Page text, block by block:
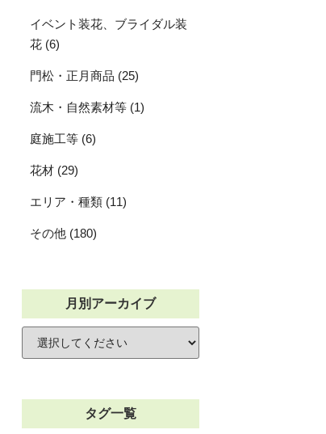
イベント装花、ブライダル装
花 (6)
門松・正月商品 (25)
流木・自然素材等 (1)
庭施工等 (6)
花材 (29)
エリア・種類 (11)
その他 (180)
月別アーカイブ
タグ一覧